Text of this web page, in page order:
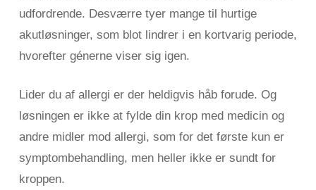
udfordrende. Desværre tyer mange til hurtige
akutløsninger, som blot lindrer i en kortvarig periode,
hvorefter génerne viser sig igen.
Lider du af allergi er der heldigvis håb forude. Og
løsningen er ikke at fylde din krop med medicin og
andre midler mod allergi, som for det første kun er
symptombehandling, men heller ikke er sundt for
kroppen.